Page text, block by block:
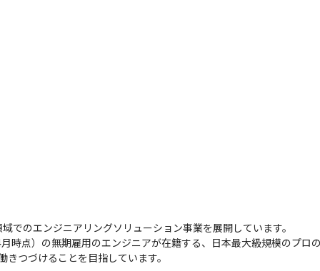
でのエンジニアリングソリューション事業を展開しています。
時点）の無期雇用のエンジニアが在籍する、日本最大級規模のプロ
つづけることを目指しています。